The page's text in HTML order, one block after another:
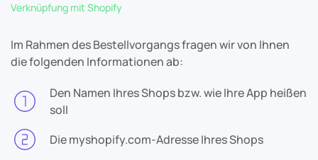
Verknüpfung mit Shopify
Im Rahmen des Bestellvorgangs fragen wir von Ihnen
die folgenden Informationen ab:
Den Namen Ihres Shops bzw. wie Ihre App heißen
soll
Die myshopify.com-Adresse Ihres Shops